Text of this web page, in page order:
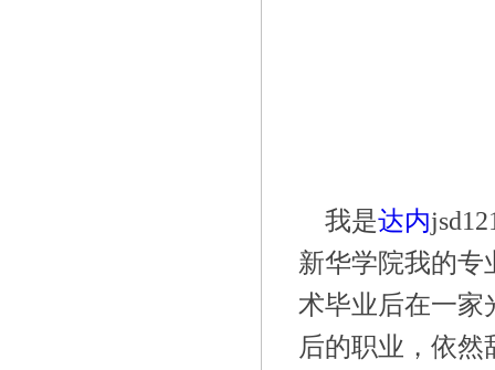
我是达内
新华学院我的专
术毕业后在一家
后的职业，依然